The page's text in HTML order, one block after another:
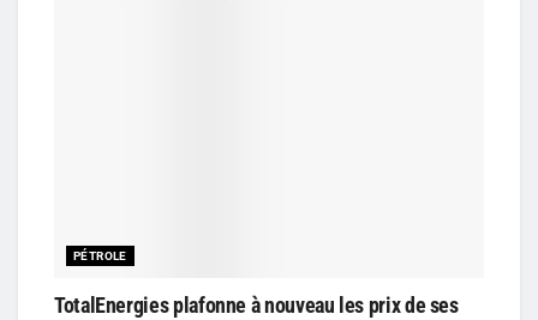
PÉTROLE
TotalEnergies plafonne à nouveau les prix de ses